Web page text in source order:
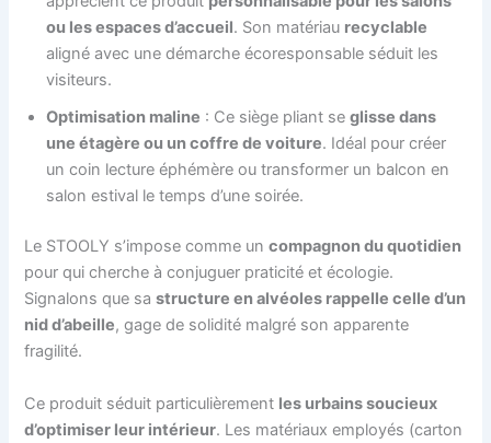
ou les espaces d’accueil. Son matériau recyclable
aligné avec une démarche écoresponsable séduit les
visiteurs.
Optimisation maline : Ce siège pliant seglisse dans
une étagère ou un coffre de voiture. Idéal pour créer
un coin lecture éphémère ou transformer un balcon en
salon estival le temps d’une soirée.
Le STOOLY s’impose comme uncompagnon du quotidien
pour qui cherche à conjuguer praticité et écologie.
Signalons que sastructure en alvéoles rappelle celle d’un
nid d’abeille, gage de solidité malgré son apparente
fragilité.
Ce produit séduit particulièrement les urbains soucieux
d’optimiser leur intérieur. Les matériaux employés (carton